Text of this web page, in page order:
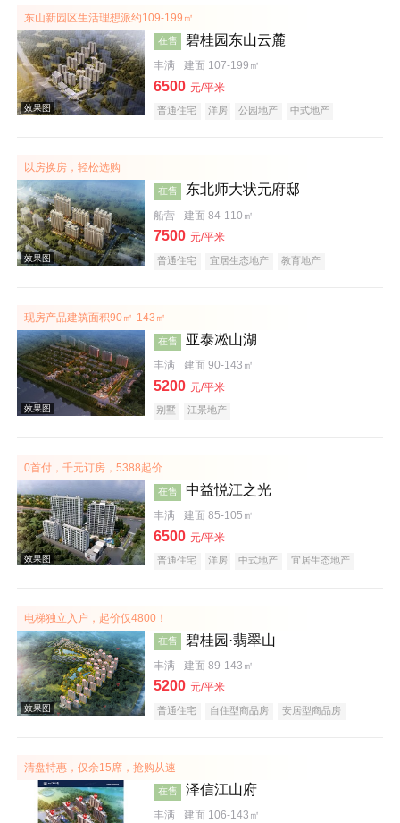
效果图
效果图
东山新园区生活理想派约109-199㎡
效果图
在售 碧桂园东山云麓
丰满 建面 107-199㎡
6500 元/平米
普通住宅 洋房 公园地产
中式地产
以房换房，轻松选购
在售 东北师大状元府邸
船营 建面 84-110㎡
7500 元/平米
普通住宅 宜居生态地产 教育地产
现房产品建筑面积90㎡-143㎡
在售 亚泰凇山湖
丰满 建面 90-143㎡
5200 元/平米
别墅 江景地产
0首付，千元订房，5388起价
在售 中益悦江之光
丰满 建面 85-105㎡
6500 元/平米
普通住宅 洋房 中式地产
宜居生态地产
电梯独立入户，起价仅4800！
在售 碧桂园·翡翠山
丰满 建面 89-143㎡
5200 元/平米
普通住宅 自住型商品房
安居型商品房
清盘特惠，仅余15席，抢购从速
在售 泽信江山府
丰满 建面 106-143㎡